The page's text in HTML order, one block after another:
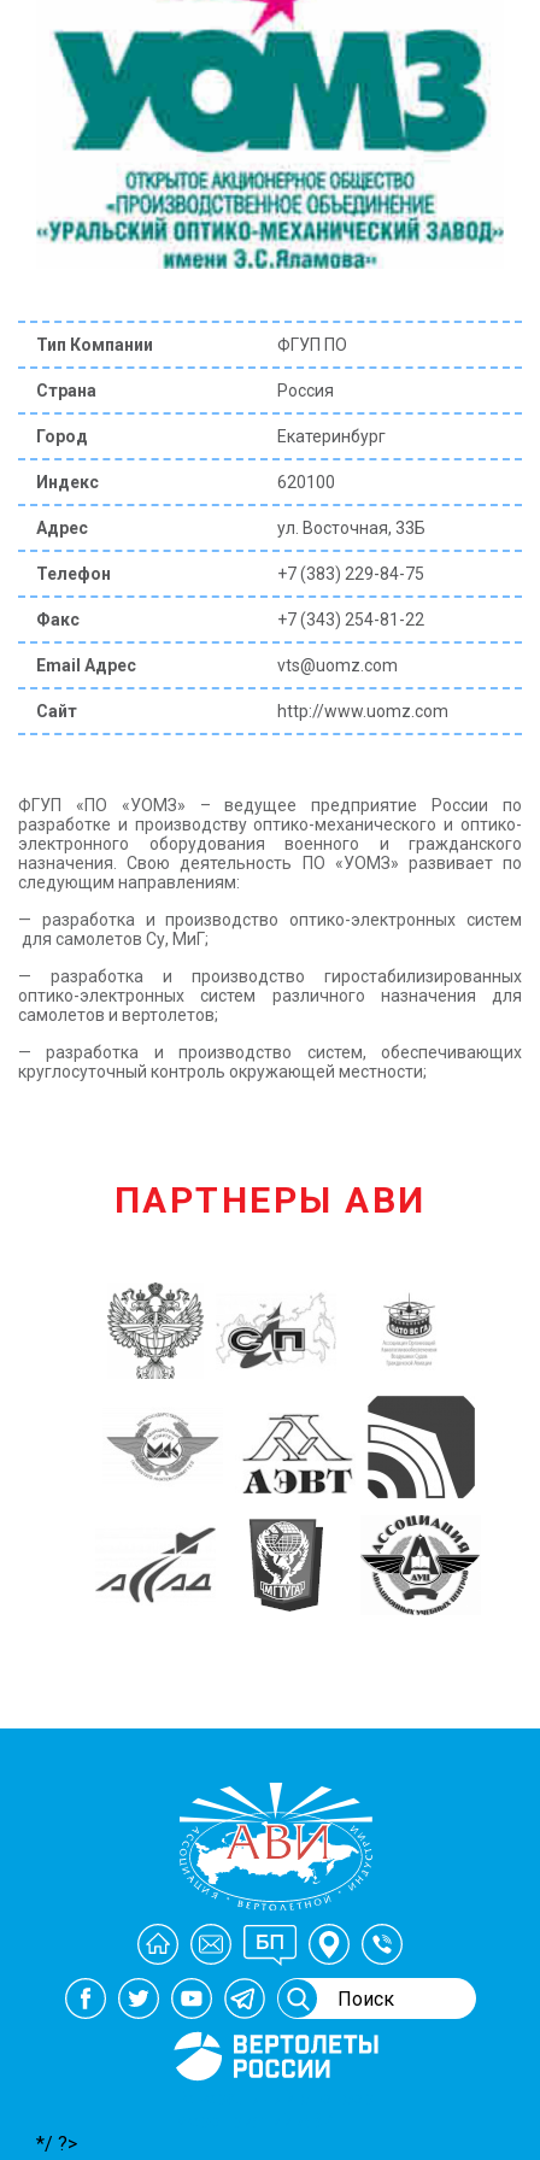
КОНТАКТЫ
Тип Компании ФГУП ПО
Страна Россия
Город Екатеринбург
Индекс 620100
Адрес ул. Восточная, 33Б
Телефон +7 (383) 229-84-75
Факс +7 (343) 254-81-22
Email Адрес vts@uomz.com
Сайт http://www.uomz.com
ФГУП «ПО «УОМЗ» – ведущее предприятие России по
разработке и производству оптико-механического и оптико-
электронного оборудования военного и гражданского
назначения. Свою деятельность ПО «УОМЗ» развивает по
следующим направлениям:
— разработка и производство оптико-электронных систем
для самолетов Су, МиГ;
— разработка и производство гиростабилизированных
оптико-электронных систем различного назначения для
самолетов и вертолетов;
— разработка и производство систем, обеспечивающих
круглосуточный контроль окружающей местности;
ПАРТНЕРЫ АВИ
*/ ?>